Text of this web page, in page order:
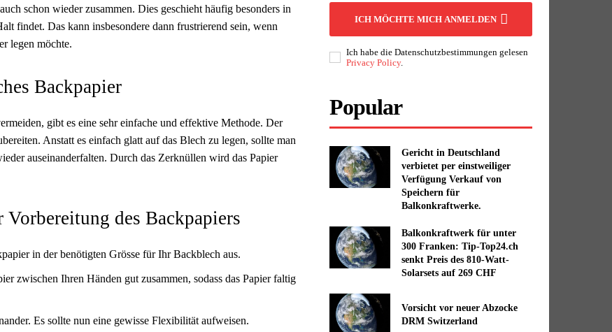
schon wieder zusammen. Dies geschieht häufig besonders in
findet. Das kann insbesondere dann frustrierend sein, wenn
legen möchte.
Backpapier
gibt es eine sehr einfache und effektive Methode. Der
Anstatt es einfach glatt auf das Blech zu legen, sollte man
auseinanderfalten. Durch das Zerknüllen wird das Papier
des Backpapiers
in der benötigten Grösse für Ihr Backblech aus.
zwischen Ihren Händen gut zusammen, sodass das Papier faltig
Es sollte nun eine gewisse Flexibilität aufweisen.
ICH MÖCHTE MICH ANMELDEN
Ich habe die Datenschutzbestimmungen gelesen
Privacy Policy.
Popular
Gericht in Deutschland
verbietet per einstweiliger
Verfügung Verkauf von
Speichern für
Balkonkraftwerke.
Balkonkraftwerk für unter
300 Franken: Tip-Top24.ch
senkt Preis des 810-Watt-
Solarsets auf 269 CHF
Vorsicht vor neuer Abzocke
DRM Switzerland